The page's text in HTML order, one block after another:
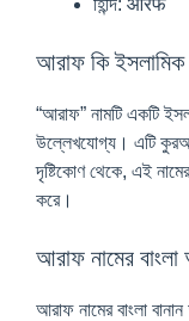
আরাফ কি ইসলামিক
“আরাফ” নামটি একটি
উল্লেখযোগ্য। এটি
দৃষ্টিকোণ থেকে, এই
করে।
আরাফ নামের বাংলা
আরাফ নামের বাংলা